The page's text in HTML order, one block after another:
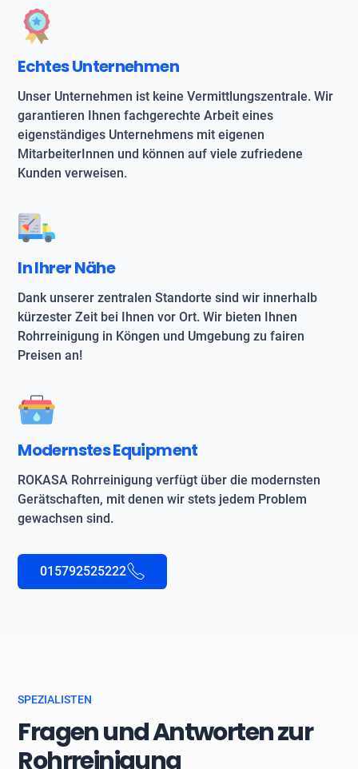
Echtes Unternehmen
Unser Unternehmen ist keine Vermittlungszentrale. Wir
garantieren Ihnen fachgerechte Arbeit eines
eigenständiges Unternehmens mit eigenen
MitarbeiterInnen und können auf viele zufriedene
Kunden verweisen.
In Ihrer Nähe
Dank unserer zentralen Standorte sind wir innerhalb
kürzester Zeit bei Ihnen vor Ort. Wir bieten Ihnen
Rohrreinigung in Köngen und Umgebung zu fairen
Preisen an!
Modernstes Equipment
ROKASA Rohrreinigung verfügt über die modernsten
Gerätschaften, mit denen wir stets jedem Problem
gewachsen sind.
015792525222
SPEZIALISTEN
Fragen und Antworten zur
Rohrreinigung